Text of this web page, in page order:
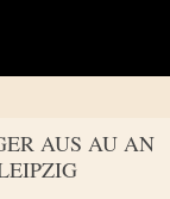
AUS AU AN